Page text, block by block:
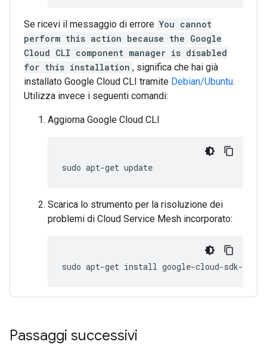
Se ricevi il messaggio di errore You cannot
perform this action because the Google
Cloud CLI component manager is disabled
for this installation , significa che hai già
installato Google Cloud CLI tramite Debian/Ubuntu.
Utilizza invece i seguenti comandi:
Aggiorna Google Cloud CLI
sudo apt-get
Scarica lo strumento per la risoluzione dei
problemi di Cloud Service Mesh incorporato:
sudo apt-get install
Passaggi successivi